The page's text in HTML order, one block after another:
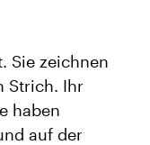
Sie zeichnen
Strich. Ihr
haben
auf der